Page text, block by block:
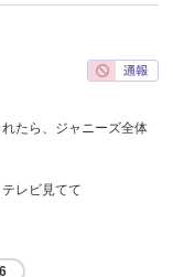
たら、ジャニーズ全体
レビ見てて